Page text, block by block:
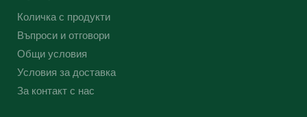
Количка с продукти
Въпроси и отговори
Общи условия
Условия за доставка
За контакт с нас